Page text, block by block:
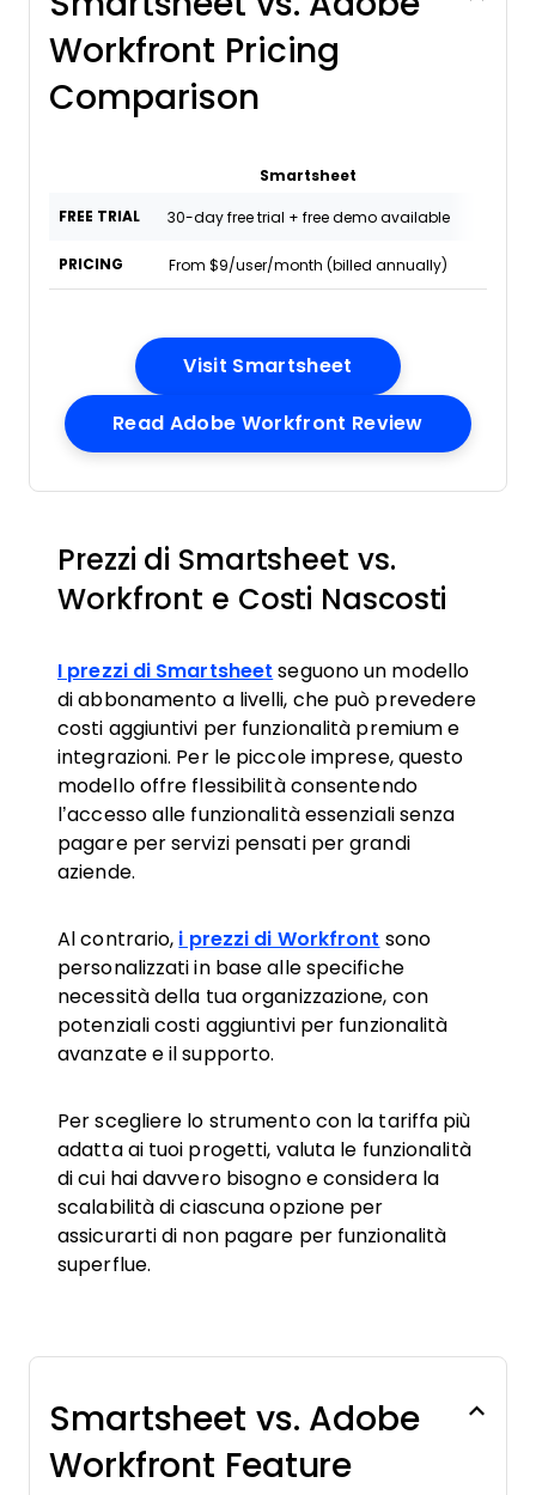
Workfront Pricing
Comparison
Smartsheet
FREE TRIAL 30-day free trial + free demo available
PRICING From $9/user/month (billed annually)
Visit Smartsheet Opens New
Read Adobe Workfront ReviewOpens
Prezzi di Smartsheet vs.
Workfront e Costi Nascosti
I prezzi di Smartsheet seguono un modello
di abbonamento a livelli, che può prevedere
costi aggiuntivi per funzionalità premium e
integrazioni. Per le piccole imprese, questo
modello offre flessibilità consentendo
l’accesso alle funzionalità essenziali senza
pagare per servizi pensati per grandi
aziende.
Al contrario, i prezzi di Workfront sono
personalizzati in base alle specifiche
necessità della tua organizzazione, con
potenziali costi aggiuntivi per funzionalità
avanzate e il supporto.
Per scegliere lo strumento con la tariffa più
adatta ai tuoi progetti, valuta le funzionalità
di cui hai davvero bisogno e considera la
scalabilità di ciascuna opzione per
assicurarti di non pagare per funzionalità
superflue.
Smartsheet vs. Adobe
Workfront Feature